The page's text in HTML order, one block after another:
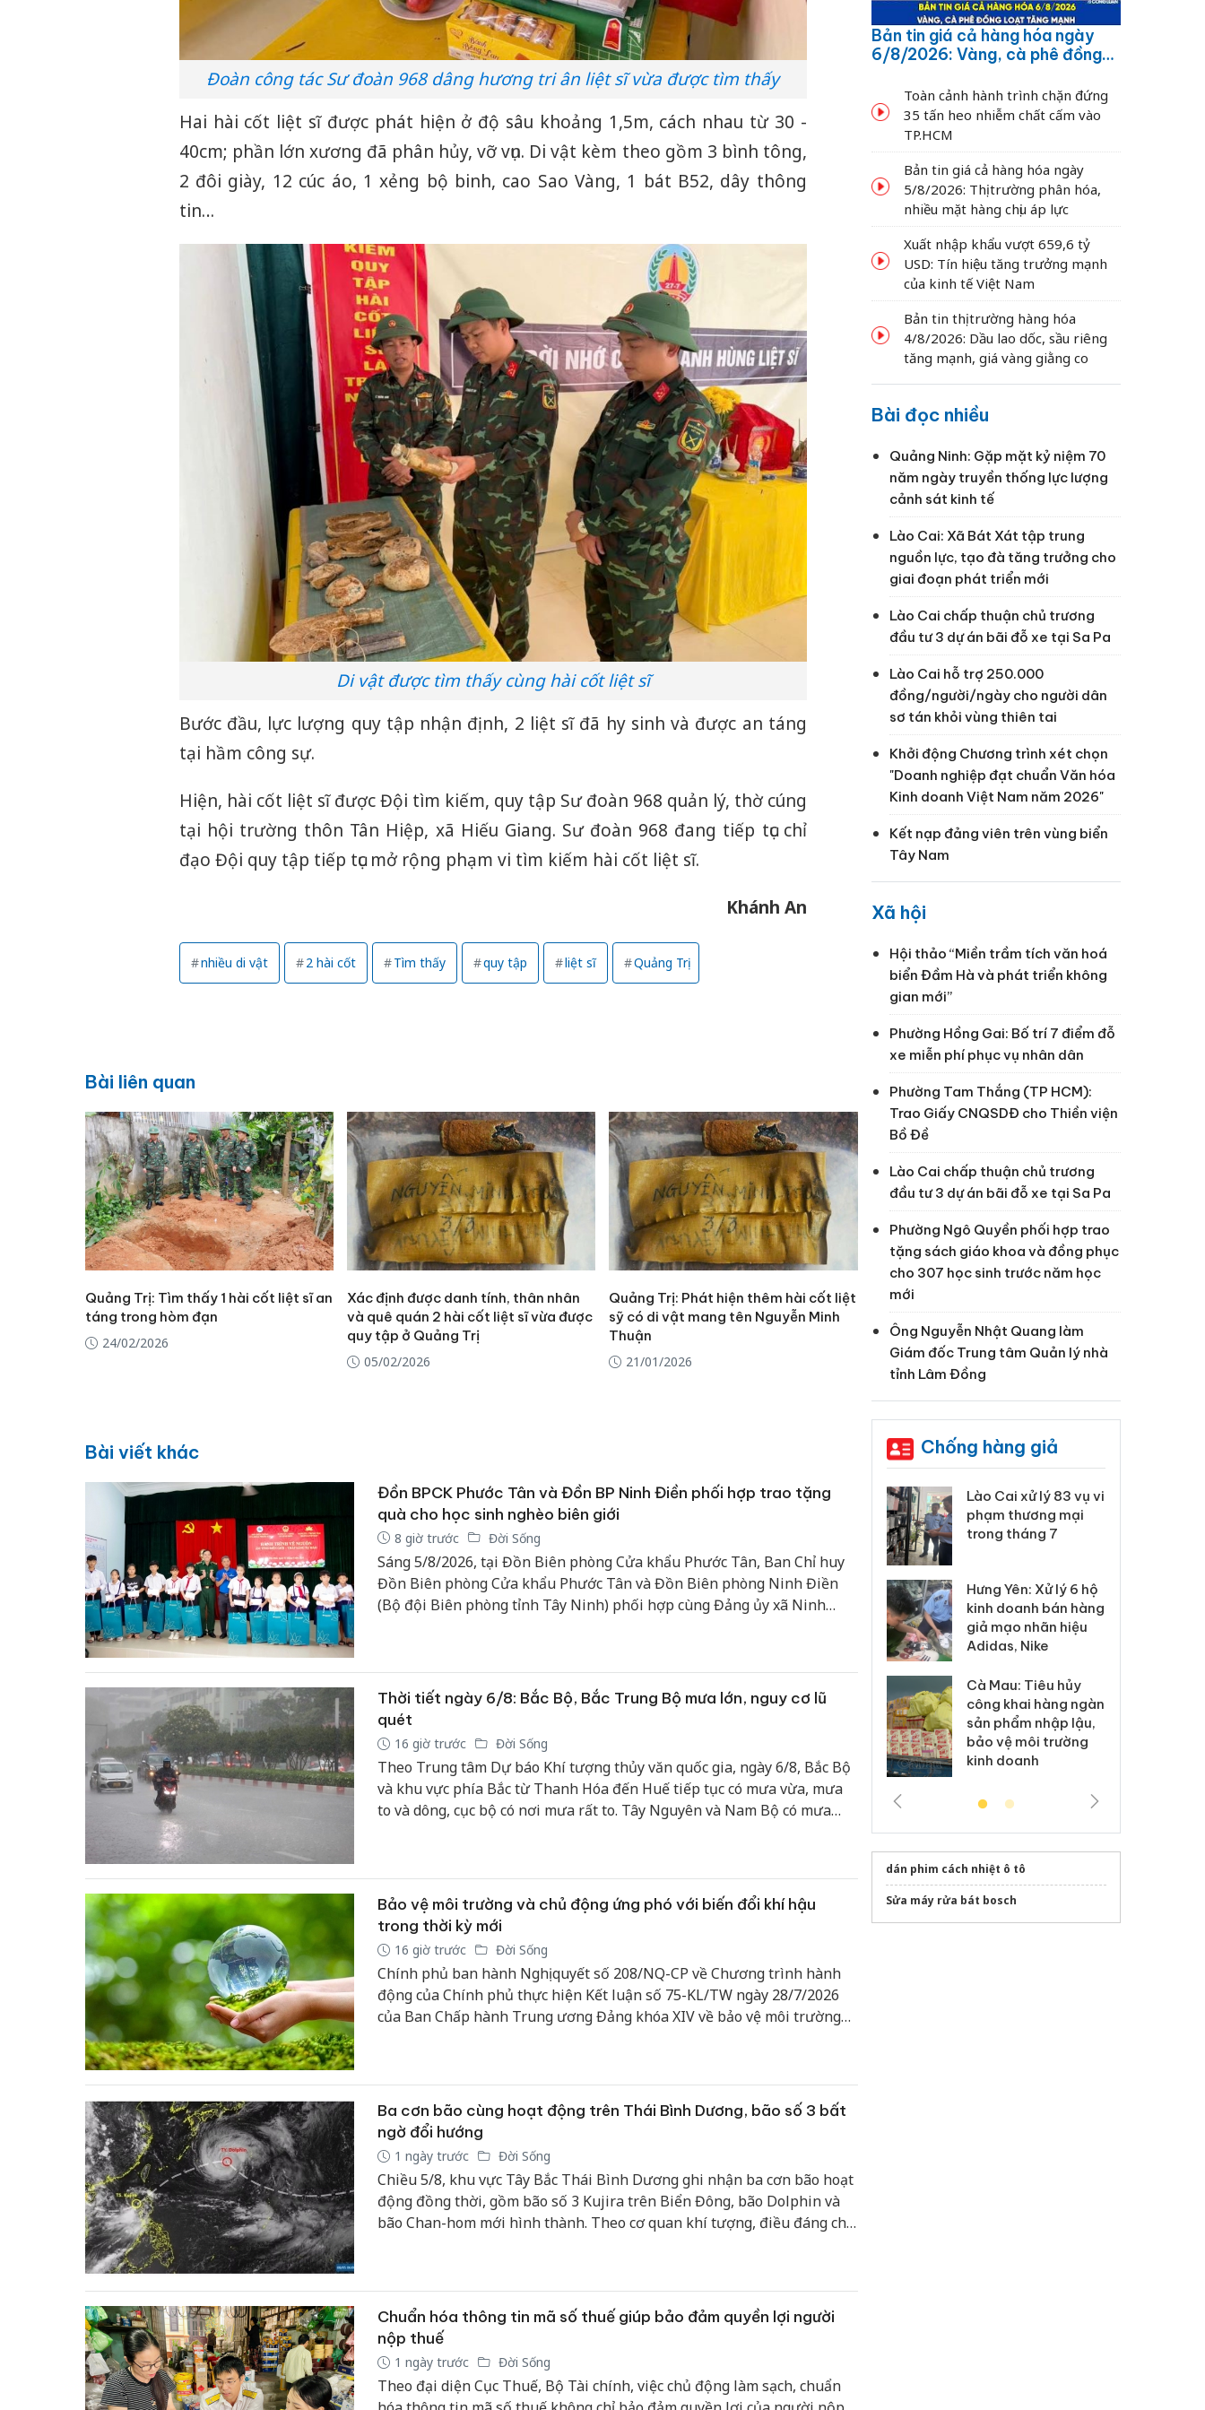
Đoàn công tác Sư đoàn 968 dâng hương tri ân liệt sĩ vừa được tìm thấy
Hai hài cốt liệt sĩ được phát hiện ở độ sâu khoảng 1,5m, cách nhau từ 30 -
40cm; phần lớn xương đã phân hủy, vỡ vụn. Di vật kèm theo gồm 3 bình tông,
2 đôi giày, 12 cúc áo, 1 xẻng bộ binh, cao Sao Vàng, 1 bát B52, dây thông
tin…
Di vật được tìm thấy cùng hài cốt liệt sĩ
Bước đầu, lực lượng quy tập nhận định, 2 liệt sĩ đã hy sinh và được an táng
tại hầm công sự.
Hiện, hài cốt liệt sĩ được Đội tìm kiếm, quy tập Sư đoàn 968 quản lý, thờ cúng
tại hội trường thôn Tân Hiệp, xã Hiếu Giang. Sư đoàn 968 đang tiếp tục chỉ
đạo Đội quy tập tiếp tục mở rộng phạm vi tìm kiếm hài cốt liệt sĩ.
Khánh An
nhiều di vật 2 hài cốt Tìm thấy quy tập liệt sĩ Quảng Trị
Bài liên quan
Quảng Trị: Tìm thấy 1 hài cốt liệt sĩ an
táng trong hòm đạn
24/02/2026
Xác định được danh tính, thân nhân
và quê quán 2 hài cốt liệt sĩ vừa được
quy tập ở Quảng Trị
05/02/2026
Quảng Trị: Phát hiện thêm hài cốt liệt
sỹ có di vật mang tên Nguyễn Minh
Thuận
21/01/2026
Bài viết khác
Đồn BPCK Phước Tân và Đồn BP Ninh Điền phối hợp trao tặng
quà cho học sinh nghèo biên giới
8 giờ trước Đời Sống
Sáng 5/8/2026, tại Đồn Biên phòng Cửa khẩu Phước Tân, Ban Chỉ huy
Đồn Biên phòng Cửa khẩu Phước Tân và Đồn Biên phòng Ninh Điền
(Bộ đội Biên phòng tỉnh Tây Ninh) phối hợp cùng Đảng ủy xã Ninh
thắp sáng tự hào”.
Thời tiết ngày 6/8: Bắc Bộ, Bắc Trung Bộ mưa lớn, nguy cơ lũ
quét
16 giờ trước Đời Sống
Theo Trung tâm Dự báo Khí tượng thủy văn quốc gia, ngày 6/8, Bắc Bộ
và khu vực phía Bắc từ Thanh Hóa đến Huế tiếp tục có mưa vừa, mưa
to và dông, cục bộ có nơi mưa rất to. Tây Nguyên và Nam Bộ có mưa
Trung Bộ tiềm ẩn nguy cơ lũ quét, sạt lở đất.
Bảo vệ môi trường và chủ động ứng phó với biến đổi khí hậu
trong thời kỳ mới
16 giờ trước Đời Sống
Chính phủ ban hành Nghị quyết số 208/NQ-CP về Chương trình hành
động của Chính phủ thực hiện Kết luận số 75-KL/TW ngày 28/7/2026
của Ban Chấp hành Trung ương Đảng khóa XIV về bảo vệ môi trường
Ba cơn bão cùng hoạt động trên Thái Bình Dương, bão số 3 bất
ngờ đổi hướng
1 ngày trước Đời Sống
Chiều 5/8, khu vực Tây Bắc Thái Bình Dương ghi nhận ba cơn bão hoạt
động đồng thời, gồm bão số 3 Kujira trên Biển Đông, bão Dolphin và
bão Chan-hom mới hình thành. Theo cơ quan khí tượng, điều đáng chú
số 3 được dự báo suy yếu thành áp thấp nhiệt đới khi tiến về phía đảo
Luzon (Philippines) và không ảnh hưởng đến đất liền nước ta.
Chuẩn hóa thông tin mã số thuế giúp bảo đảm quyền lợi người
nộp thuế
1 ngày trước Đời Sống
Theo đại diện Cục Thuế, Bộ Tài chính, việc chủ động làm sạch, chuẩn
Bản tin giá cả hàng hóa ngày
6/8/2026: Vàng, cà phê đồng
Toàn cảnh hành trình chặn đứng
35 tấn heo nhiễm chất cấm vào
TP.HCM
Bản tin giá cả hàng hóa ngày
5/8/2026: Thị trường phân hóa,
nhiều mặt hàng chịu áp lực
Xuất nhập khẩu vượt 659,6 tỷ
USD: Tín hiệu tăng trưởng mạnh
của kinh tế Việt Nam
Bản tin thị trường hàng hóa
4/8/2026: Dầu lao dốc, sầu riêng
tăng mạnh, giá vàng giằng co
Bài đọc nhiều
Quảng Ninh: Gặp mặt kỷ niệm 70
năm ngày truyền thống lực lượng
cảnh sát kinh tế
Lào Cai: Xã Bát Xát tập trung
nguồn lực, tạo đà tăng trưởng cho
giai đoạn phát triển mới
Lào Cai chấp thuận chủ trương
đầu tư 3 dự án bãi đỗ xe tại Sa Pa
Lào Cai hỗ trợ 250.000
đồng/người/ngày cho người dân
sơ tán khỏi vùng thiên tai
Khởi động Chương trình xét chọn
"Doanh nghiệp đạt chuẩn Văn hóa
Kinh doanh Việt Nam năm 2026"
Kết nạp đảng viên trên vùng biển
Tây Nam
Xã hội
Hội thảo “Miền trầm tích văn hoá
biển Đầm Hà và phát triển không
gian mới”
Phường Hồng Gai: Bố trí 7 điểm đỗ
xe miễn phí phục vụ nhân dân
Phường Tam Thắng (TP HCM):
Trao Giấy CNQSDĐ cho Thiền viện
Bồ Đề
Lào Cai chấp thuận chủ trương
đầu tư 3 dự án bãi đỗ xe tại Sa Pa
Phường Ngô Quyền phối hợp trao
tặng sách giáo khoa và đồng phục
cho 307 học sinh trước năm học
mới
Ông Nguyễn Nhật Quang làm
Giám đốc Trung tâm Quản lý nhà
tỉnh Lâm Đồng
Chống hàng giả
Công an Thanh Hóa
bán yến sào giả
Thanh Hóa: Tìm bị
hại trong vụ án buôn
An Giang: Đối tượng
chủ mưu đường dây
Lào Cai xử lý 83 vụ vi
phạm thương mại
trong tháng 7
Hưng Yên: Xử lý 6 hộ
kinh doanh bán hàng
giả mạo nhãn hiệu
Adidas, Nike
Cà Mau: Tiêu hủy
công khai hàng ngàn
sản phẩm nhập lậu,
bảo vệ môi trường
kinh doanh
dán phim cách nhiệt ô tô
Sửa máy rửa bát bosch